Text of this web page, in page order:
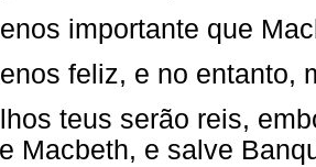
importante que
feliz, e no entanto,
teus serão reis,
Macbeth, e salve